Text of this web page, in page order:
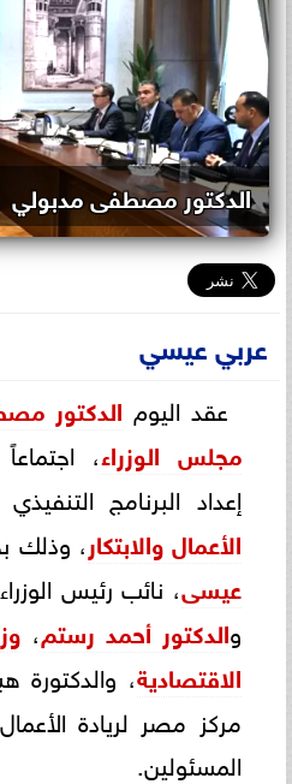
الدكتور مصطفى مدبولي
عربي عيسي
عقد اليوم الدكتور
مجلس الوزراء،
إعداد البرنامج
الأعمال والابتكار، وذلك
عيسى، نائب رئيس
والدكتور أحمد رستم،
الاقتصادية،
مركز مصر لريادة
المسئولين.